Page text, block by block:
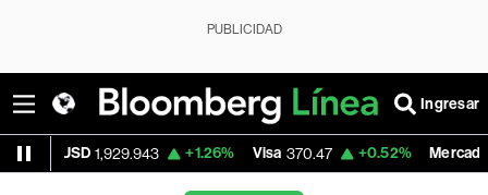
PUBLICIDAD
Ingresar
1,929.943 +1.26% Visa 370.47 +0.52% MercadoLibre